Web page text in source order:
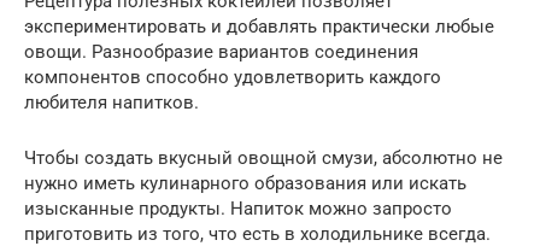
экспериментировать и добавлять практически любые
овощи. Разнообразие вариантов соединения
компонентов способно удовлетворить каждого
любителя напитков.
Чтобы создать вкусный овощной смузи, абсолютно не
нужно иметь кулинарного образования или искать
изысканные продукты. Напиток можно запросто
приготовить из того, что есть в холодильнике всегда.